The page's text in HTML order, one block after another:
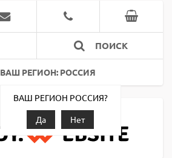
ПОИСК
ВАШ РЕГИОН: РОССИЯ
ВАШ РЕГИОН РОССИЯ?
Да
Нет